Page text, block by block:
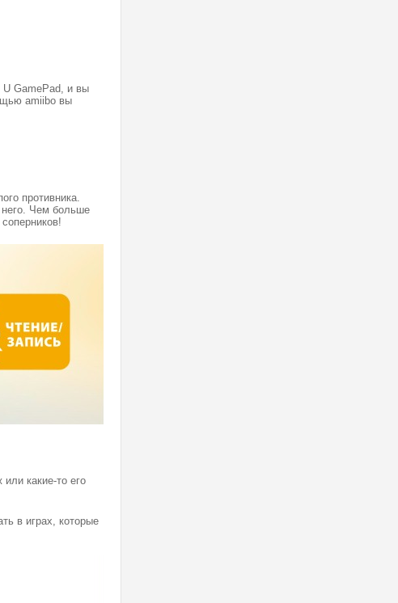
U GamePad, и вы
amiibo вы
противника.
него. Чем больше
какие-то его
в играх, которые